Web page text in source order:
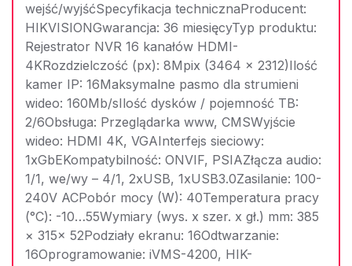
wejść/wyjśćSpecyfikacja technicznaProducent:
HIKVISIONGwarancja: 36 miesięcyTyp produktu:
Rejestrator NVR 16 kanałów HDMI-
4KRozdzielczość (px): 8Mpix (3464 x 2312)Ilość
kamer IP: 16Maksymalne pasmo dla strumieni
wideo: 160Mb/sIlość dysków / pojemność TB:
2/6Obsługa: Przeglądarka www, CMSWyjście
wideo: HDMI 4K, VGAInterfejs sieciowy:
1xGbEKompatybilność: ONVIF, PSIAZłącza audio:
1/1, we/wy – 4/1, 2xUSB, 1xUSB3.0Zasilanie: 100-
240V ACPobór mocy (W): 40Temperatura pracy
(°C): -10…55Wymiary (wys. x szer. x gł.) mm: 385
× 315× 52Podziały ekranu: 16Odtwarzanie:
16Oprogramowanie: iVMS-4200, HIK-